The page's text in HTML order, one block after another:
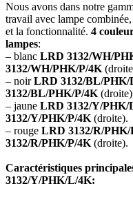
Nous avons dans notre
travail avec lampe
et la fonctionnalité. 4
lampes:
– blanc LRD 3132/WH/
3132/WH/PHK/P/4K
– noirLRD 3132/BL/PHK/
3132/BL/PHK/P/4K
– jaune LRD 3132/Y/PHK/
3132/Y/PHK/P/4K (droite).
– rouge LRD 3132/R/
3132/R/PHK/P/4K (droite).
Caractéristiques
3132/Y/PHK/L/4K: